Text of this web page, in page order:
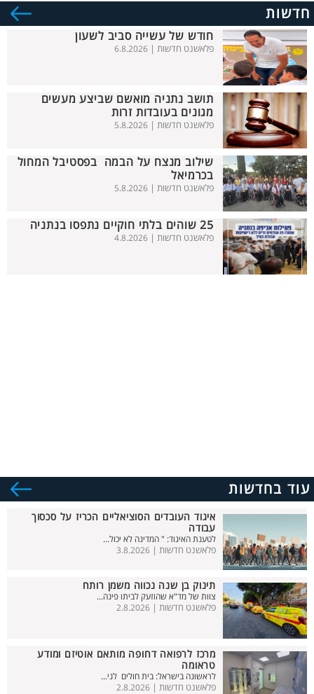
חדשות
חודש של עשייה סביב לשעון
פלאשנט חדשות | 6.8.2026
תושב נתניה מואשם שביצע מעשים
מגונים בעובדות זרות
פלאשנט חדשות | 5.8.2026
שילוב מנצח על הבמה בפסטיבל המחול
בכרמיאל
פלאשנט חדשות | 5.8.2026
25 שוהים בלתי חוקיים נתפסו בנתניה
פלאשנט חדשות | 4.8.2026
עוד בחדשות
איגוד העובדים הסוציאליים הכריז על סכסוך
עבודה
לטענת האיגוד: " המדינה לא יכול...
פלאשנט חדשות | 3.8.2026
תינוק בן שנה נכווה משמן רותח
צוות של מד"א שהוזעק לביתו פינה...
פלאשנט חדשות | 2.8.2026
מרכז לרפואה דחופה מותאם אוטיזם ומודע
טראומה
לראשונה בישראל: בית חולים לני...
פלאשנט חדשות | 2.8.2026